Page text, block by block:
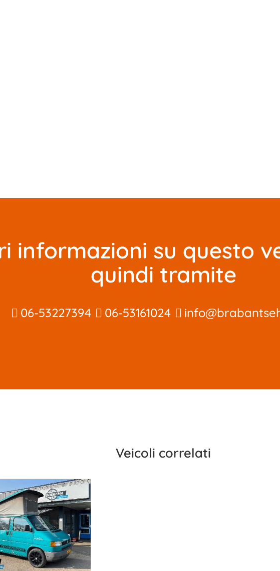
informazioni su questo
quindi tramite
06-53227394 06-53161024
Veicoli correlati